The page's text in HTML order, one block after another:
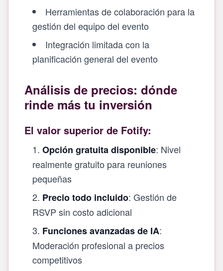
Herramientas de colaboración para la
gestión del equipo del evento
Integración limitada con la
planificación general del evento
Análisis de precios: dónde
rinde más tu inversión
El valor superior de Fotify:
Opción gratuita disponible: Nivel
realmente gratuito para reuniones
pequeñas
Precio todo incluido: Gestión de
RSVP sin costo adicional
Funciones avanzadas de IA:
Moderación profesional a precios
competitivos